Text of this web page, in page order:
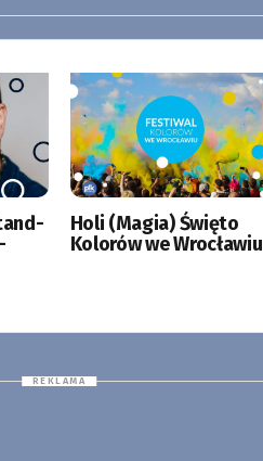
Holi (Magia) Święto
Kolorów we Wrocławiu